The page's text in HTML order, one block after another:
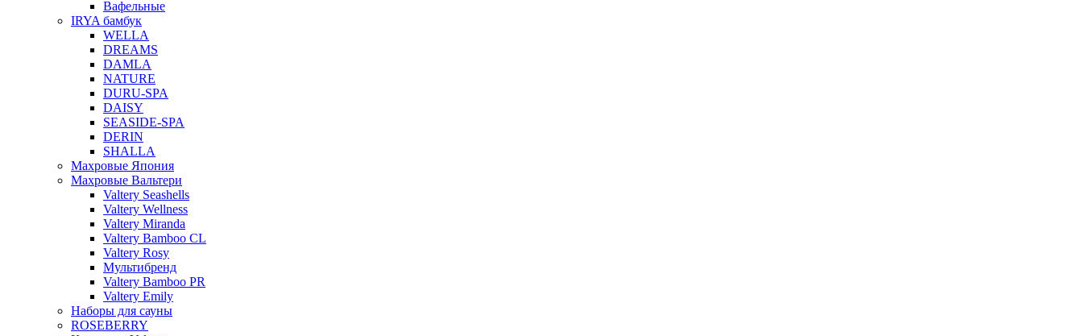
Вафельные
IRYA бамбук
WELLA
DREAMS
DAMLA
NATURE
DURU-SPA
DAISY
SEASIDE-SPA
DERIN
SHALLA
Махровые Япония
Махровые Вальтери
Valtery Seashells
Valtery Wellness
Valtery Miranda
Valtery Bamboo CL
Valtery Rosy
Мультибренд
Valtery Bamboo PR
Valtery Emily
Наборы для сауны
ROSEBERRY